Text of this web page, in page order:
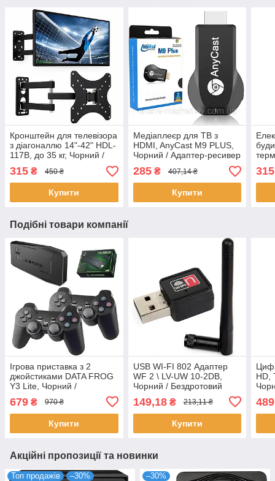
Кронштейн для телевізора
з діагоналлю 14"-42" HDL-
117B, до 35 кг, Чорний /
Поворотне кріплення для
телевізорів
315 ₴ 450 ₴
Купити
Медіаплеєр для ТВ з
HDMI, AnyCast M9 PLUS,
Чорний / Адаптер-ресивер
для трансляції екрану на
телевізор
285₴ 407,14 ₴
Купити
від
315
Подібні товари компанії
Ігрова приставка з 2
джойстиками DATA FROG
Y3 Lite, Чорний /
Портативна приставка для
телевізора HDMI
679 ₴ 970 ₴
Купити
USB WI-FI 802 Адаптер
WF 2 \ LV-UW 10-2DB,
Чорний / Бездротовий
антеною / Адаптер для Т2
приставки
149,18₴ 213,11 ₴
Купити
HD,
489
Акційні пропозиції та новинки
Топ продажів –30% –30%